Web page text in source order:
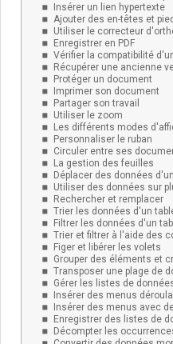
Insérer un lien hypertexte
Ajouter des en-têtes et
Utiliser le correcteur
Enregistrer en PDF
Vérifier la compatibilité
Récupérer une ancienne
Protéger un document
Imprimer son document
Partager son travail
Utiliser le zoom
Les différents modes
Personnaliser le ruban
Circuler entre ses
La gestion des feuilles
Déplacer des données
Utiliser des données sur
Rechercher et remplacer
Trier les données d'un
Filtrer les données d'un
Trier et filtrer à l'aide des
Figer et libérer les volets
Grouper des éléments et
Transposer une plage de
Gérer les listes de
Insérer des menus
Insérer des menus avec
Enregistrer des listes de
Décompter les